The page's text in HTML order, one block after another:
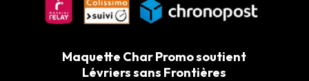
Maquette Char Promo soutient
Lévriers sans Frontières